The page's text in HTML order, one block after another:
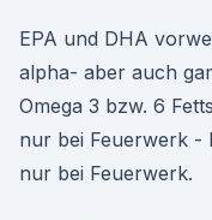
EPA und DHA
alpha- aber auch
Omega 3 bzw. 6
nur bei Feuerwerk -
nur bei Feuerwerk.